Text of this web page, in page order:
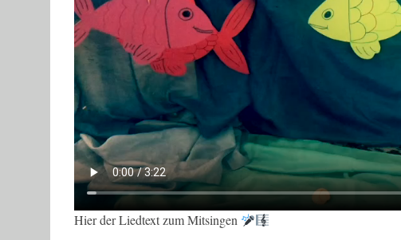
Hier der Liedtext zum Mitsingen